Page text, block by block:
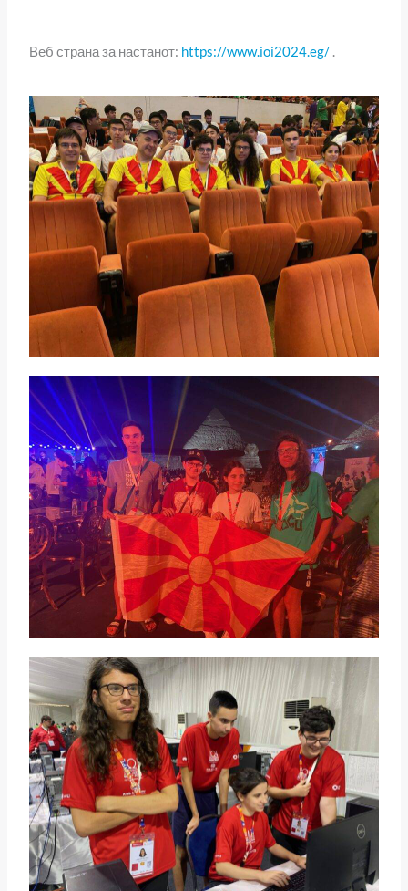
Веб страна за настанот: https://www.ioi2024.eg/ .